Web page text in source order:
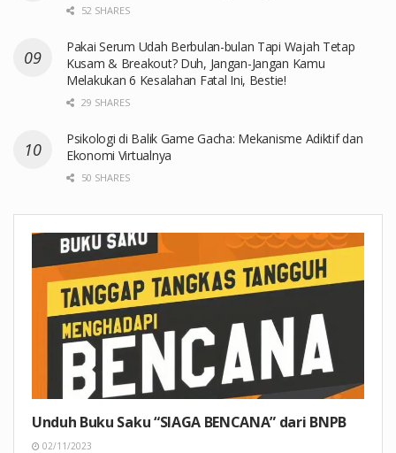
52 SHARES
Pakai Serum Udah Berbulan-bulan Tapi Wajah Tetap
Kusam & Breakout? Duh, Jangan-Jangan Kamu
Melakukan 6 Kesalahan Fatal Ini, Bestie!
29 SHARES
Psikologi di Balik Game Gacha: Mekanisme Adiktif dan
Ekonomi Virtualnya
50 SHARES
Unduh Buku Saku “SIAGA BENCANA” dari BNPB
02/11/2023